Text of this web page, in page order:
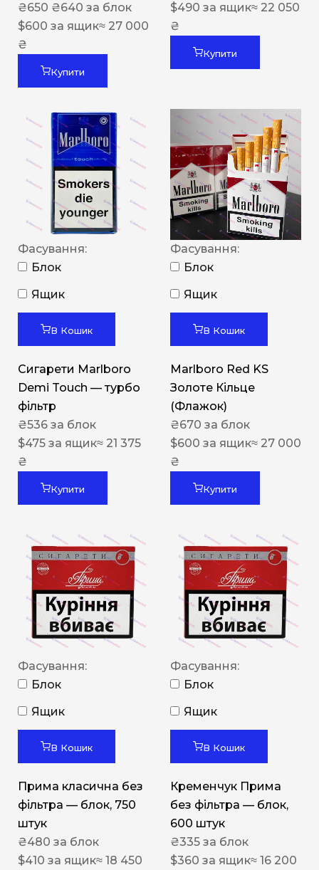
₴650 ₴640 за блок
$600 за ящик≈ 27 000
₴
Купити
$490 за ящик≈ 22 050
₴
Купити
Фасування:
Блок
Ящик
В Кошик
Сигарети Marlboro
Demi Touch — турбо
фільтр
₴536 за блок
$475 за ящик≈ 21 375
₴
Купити
Фасування:
Блок
Ящик
В Кошик
Marlboro Red KS
Золоте Кільце
(Флажок)
₴670 за блок
$600 за ящик≈ 27 000
₴
Купити
Фасування:
Блок
Ящик
В Кошик
Прима класична без
фільтра — блок, 750
штук
₴480 за блок
$410 за ящик≈ 18 450
Фасування:
Блок
Ящик
В Кошик
Кременчук Прима
без фільтра — блок,
600 штук
₴335 за блок
$360 за ящик≈ 16 200